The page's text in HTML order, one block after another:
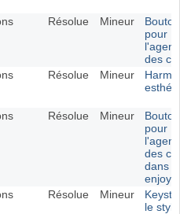
Résolue Mineur
pour
des
Résolue Mineur
Résolue Mineur
pour
des
dans
enjoy
Résolue Mineur
le